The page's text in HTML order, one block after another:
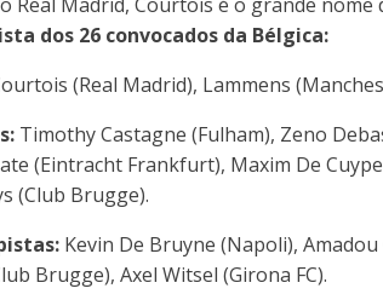
dos 26 convocados da Bélgica:
(Real Madrid), Lammens
Timothy Castagne (Fulham), Zeno
(Eintracht Frankfurt), Maxim De
(Club Brugge).
Kevin De Bruyne (Napoli),
Brugge), Axel Witsel (Girona FC).